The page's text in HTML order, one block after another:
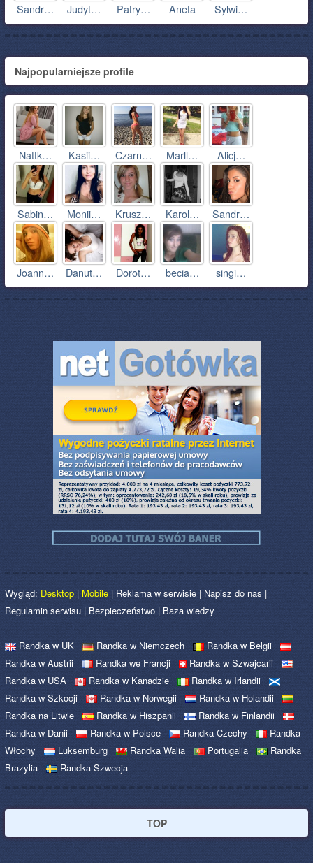
Sandr… Judyt… Patry… Aneta Sylwi…
Najpopularniejsze profile
Nattk… Kasii… Czarn… Marll… Alicj…
Sabin… Monii… Krusz… Karol… Sandr…
Joann… Danut… Dorot… becia… singi…
Wygląd:Desktop| Mobile | Reklama w serwisie | Napisz do nas |
Regulamin serwisu | Bezpieczeństwo | Baza wiedzy
Randka w UK Randka w Niemczech
Randka w Belgii
Randka w Austrii
Randka we Francji
Randka w Szwajcarii
Randka w USA
Randka w Kanadzie
Randka w Irlandii
Randka w Szkocji
Randka w Norwegii
Randka w Holandii
Randka na Litwie
Randka w Hiszpanii
Randka w Finlandii
Randka w Danii
Randka w Polsce Randka Czechy
Randka
Włochy
Luksemburg Randka Walia Portugalia
Randka
Brazylia
Randka Szwecja
TOP